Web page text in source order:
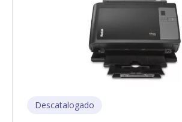
Descatalogado